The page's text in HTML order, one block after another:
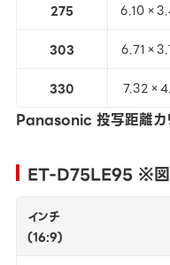
275
303
330
Panasonic 投写距離カ
ET-D75LE95 ※
インチ
(16:9)